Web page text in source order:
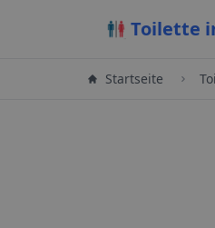
Toilette
Startseite